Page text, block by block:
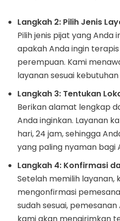
Langkah 2: Pilih Jenis
Pilih jenis pijat yang Anda
apakah Anda ingin
perempuan. Kami
layanan sesuai kebutuhan
Langkah 3: Tentukan
Berikan alamat lengkap
Anda inginkan. Layanan
hari, 24 jam, sehingga
yang paling nyaman bagi
Langkah 4: Konfirmasi
Setelah memilih layanan,
mengonfirmasi
sudah sesuai,
kami akan mengirimkan